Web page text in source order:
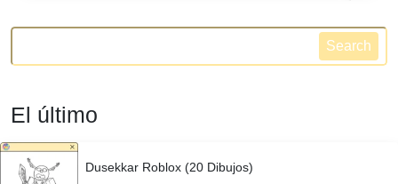
Search
El último
Dusekkar Roblox (20 Dibujos)